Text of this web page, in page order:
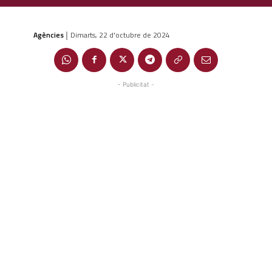
Agències | Dimarts, 22 d'octubre de 2024
- Publicitat -